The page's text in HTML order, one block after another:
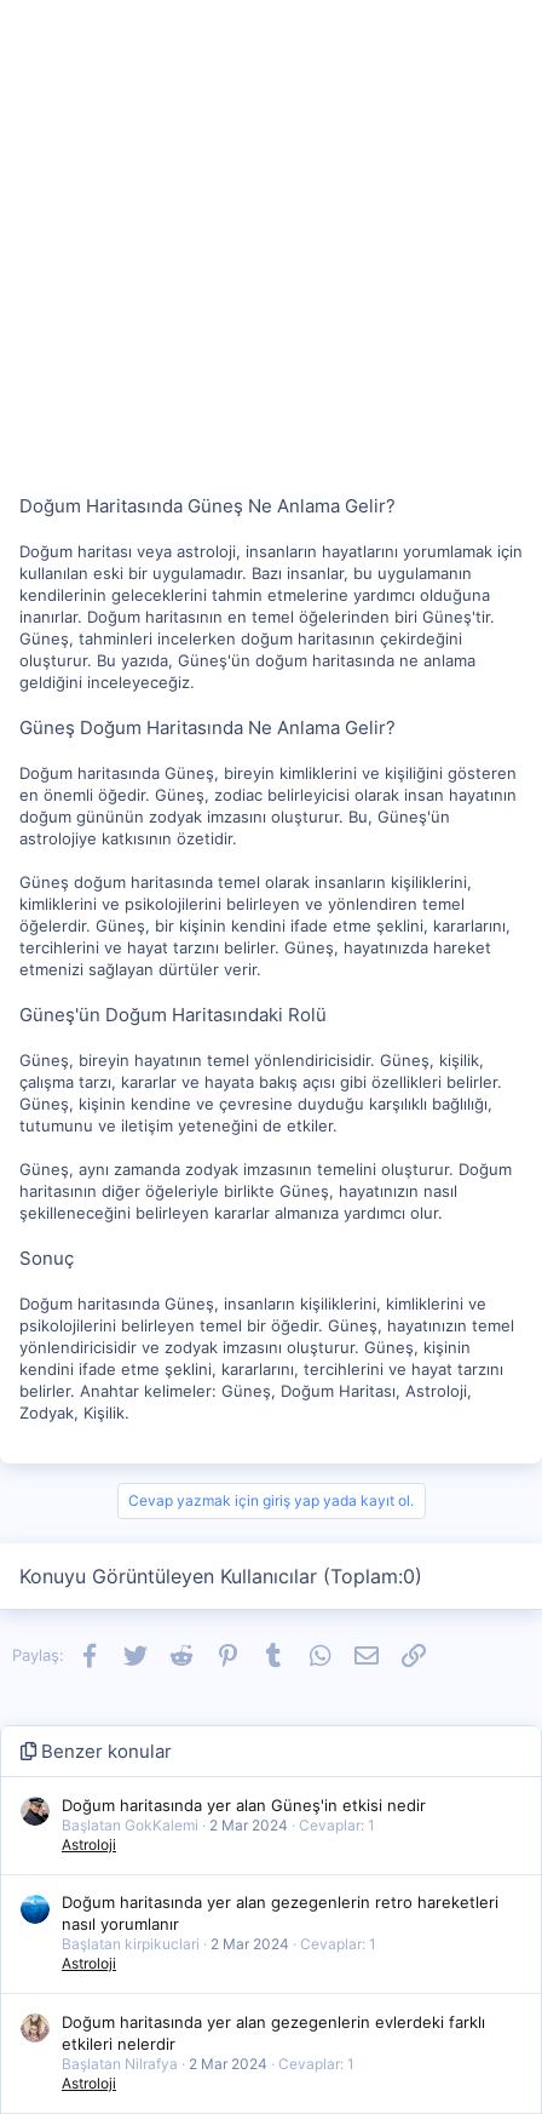
Doğum Haritasında Güneş Ne Anlama Gelir?
Doğum haritası veya astroloji, insanların hayatlarını yorumlamak için
kullanılan eski bir uygulamadır. Bazı insanlar, bu uygulamanın
kendilerinin geleceklerini tahmin etmelerine yardımcı olduğuna
inanırlar. Doğum haritasının en temel öğelerinden biri Güneş'tir.
Güneş, tahminleri incelerken doğum haritasının çekirdeğini
oluşturur. Bu yazıda, Güneş'ün doğum haritasında ne anlama
geldiğini inceleyeceğiz.
Güneş Doğum Haritasında Ne Anlama Gelir?
Doğum haritasında Güneş, bireyin kimliklerini ve kişiliğini gösteren
en önemli öğedir. Güneş, zodiac belirleyicisi olarak insan hayatının
doğum gününün zodyak imzasını oluşturur. Bu, Güneş'ün
astrolojiye katkısının özetidir.
Güneş doğum haritasında temel olarak insanların kişiliklerini,
kimliklerini ve psikolojilerini belirleyen ve yönlendiren temel
öğelerdir. Güneş, bir kişinin kendini ifade etme şeklini, kararlarını,
tercihlerini ve hayat tarzını belirler. Güneş, hayatınızda hareket
etmenizi sağlayan dürtüler verir.
Güneş'ün Doğum Haritasındaki Rolü
Güneş, bireyin hayatının temel yönlendiricisidir. Güneş, kişilik,
çalışma tarzı, kararlar ve hayata bakış açısı gibi özellikleri belirler.
Güneş, kişinin kendine ve çevresine duyduğu karşılıklı bağlılığı,
tutumunu ve iletişim yeteneğini de etkiler.
Güneş, aynı zamanda zodyak imzasının temelini oluşturur. Doğum
haritasının diğer öğeleriyle birlikte Güneş, hayatınızın nasıl
şekilleneceğini belirleyen kararlar almanıza yardımcı olur.
Sonuç
Doğum haritasında Güneş, insanların kişiliklerini, kimliklerini ve
psikolojilerini belirleyen temel bir öğedir. Güneş, hayatınızın temel
yönlendiricisidir ve zodyak imzasını oluşturur. Güneş, kişinin
kendini ifade etme şeklini, kararlarını, tercihlerini ve hayat tarzını
belirler. Anahtar kelimeler: Güneş, Doğum Haritası, Astroloji,
Zodyak, Kişilik.
Cevap yazmak için giriş yap yada kayıt ol.
Konuyu Görüntüleyen Kullanıcılar (Toplam:0)
Paylaş: Facebook
TwitterReddit PinterestTumblrWhatsApp
E-postaLink
Benzer konular
Doğum haritasında yer alan Güneş'in etkisi nedir
Başlatan GokKalemi 2 Mar 2024
Cevaplar: 1
Astroloji
Doğum haritasında yer alan gezegenlerin retro hareketleri
nasıl yorumlanır
Başlatan kirpikuclari 2 Mar 2024
Cevaplar: 1
Astroloji
Doğum haritasında yer alan gezegenlerin evlerdeki farklı
etkileri nelerdir
Başlatan Nilrafya 2 Mar 2024
Cevaplar: 1
Astroloji